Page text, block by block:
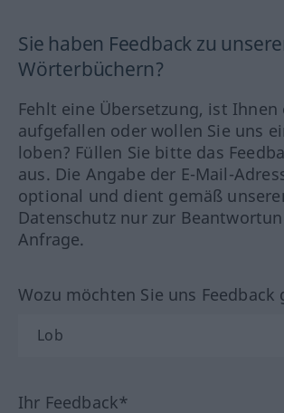
Sie haben Feedback zu
Wörterbüchern?
Fehlt eine Übersetzung, ist Ihnen
aufgefallen oder wollen Sie uns
loben? Füllen Sie bitte das
aus. Die Angabe der E-Mail-
optional und dient gemäß
Datenschutz nur zur
Anfrage.
Wozu möchten Sie uns Feedback
Ihr Feedback*